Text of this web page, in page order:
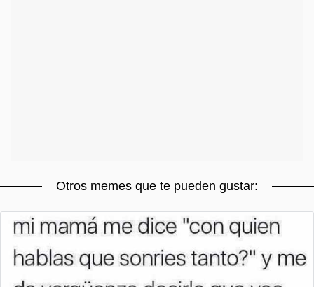
Otros memes que te pueden gustar: